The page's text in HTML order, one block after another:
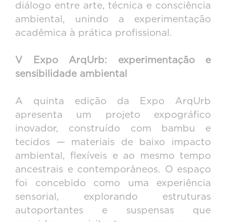
diálogo entre arte, técnica e consciência
ambiental, unindo a experimentação
acadêmica à prática profissional.
V Expo ArqUrb: experimentação e
sensibilidade ambiental
A quinta edição da Expo ArqUrb
apresenta um projeto expográfico
inovador, construído com bambu e
tecidos — materiais de baixo impacto
ambiental, flexíveis e ao mesmo tempo
ancestrais e contemporâneos. O espaço
foi concebido como uma experiência
sensorial, explorando estruturas
autoportantes e suspensas que